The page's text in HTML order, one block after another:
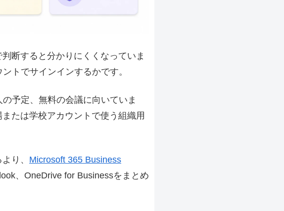
断すると分かりにくくなっていま
ントでサインインするかです。
予定、無料の会議に向いていま
たは学校アカウントで使う組織用
り、 Microsoft 365 Business
、OneDrive for Businessをまとめ